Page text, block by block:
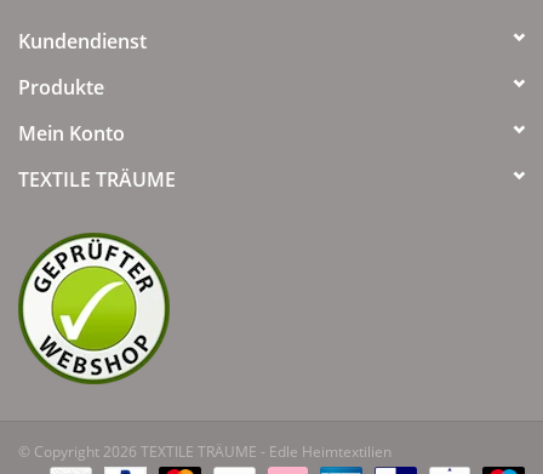
Kundendienst
Produkte
Mein Konto
TEXTILE TRÄUME
© Copyright 2026 TEXTILE TRÄUME - Edle Heimtextilien